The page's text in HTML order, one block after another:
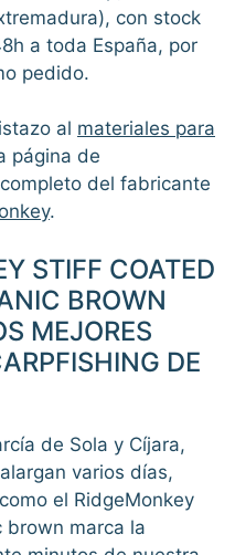
con stock
a toda España, por
pedido.
al materiales para
página de
del fabricante
.
STIFF COATED
BROWN
MEJORES
DE
de Sola y Cíjara,
varios días,
el RidgeMonkey
brown marca la